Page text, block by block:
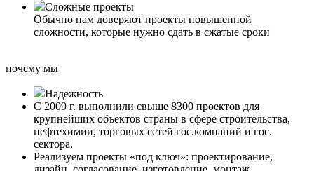
Сложные проекты
Обычно нам доверяют проекты повышенной
сложности, которые нужно сдать в сжатые сроки
почему мы
Надежность
С 2009 г. выполнили свыше 8300 проектов для
крупнейших объектов страны в сфере строительства,
нефтехимии, торговых сетей гос.компаний и гос.
сектора.
Реализуем проекты «под ключ»: проектирование,